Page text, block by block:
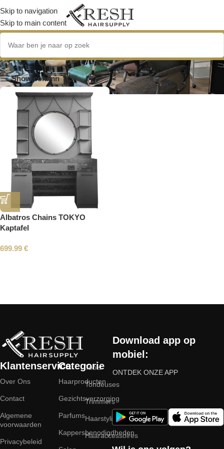
Skip to navigation
Skip to main content
Albatros
Show column
Albatros Chains TOKYO
Kaptafel
699.99 €
Klantenservice
Over Ons
Contact
Algemene
voorwaarden
Privacybeleid
Categorie
Haarproducten
Gezichtsverzorging
Parfums
Kappersbenodigdheden
Tools
Tondeuses
Trimmers
Haarstyling
Haaraccessoires
Download app op
mobiel:
ONTDEK ONZE APP